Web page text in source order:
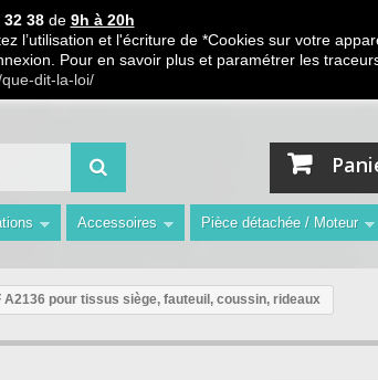
38de 9h à 20h
l’utilisation et l'écriture de *Cookies sur votre
Pour en savoir plus et paramétrer les
dit-la-loi/
X ou 4 X sans frais S.A.V Toutes marques
en plus avec AMS "
Accessoires Pièce détachée / Moteur
A2136 pour tissus siège, fauteuil, coussin, rideaux